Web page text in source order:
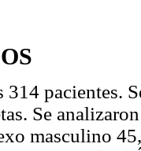
pacientes.
Se
masculino